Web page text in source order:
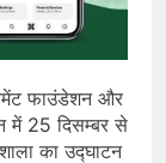
फाउंडेशन और
में 25 दिसम्बर से
का उद्घाटन